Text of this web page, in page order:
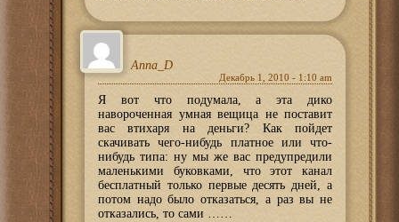
Anna_D
Декабрь 1, 2010 - 1:10 am
Я вот что подумала, а эта дико
навороченная умная вещица не поставит
вас втихаря на деньги? Как пойдет
скачивать чего-нибудь платное или что-
нибудь типа: ну мы же вас предупредили
маленькими буковками, что этот канал
бесплатный только первые десять дней, а
потом надо было отказаться, а раз вы не
отказались, то сами ……